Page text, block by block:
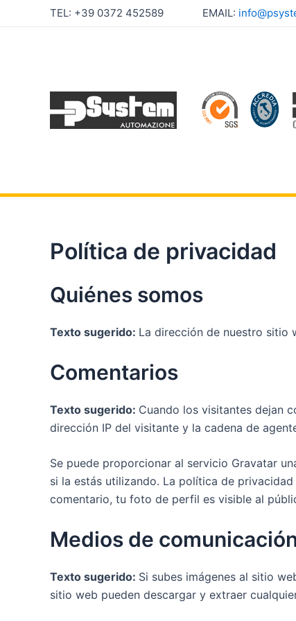
TEL: +39 0372 452589 EMAIL:
Política de privacidad
Quiénes somos
Texto sugerido: La dirección de nuestro sitio
Comentarios
Texto sugerido: Cuando los visitantes dejan
dirección IP del visitante y la cadena de
Se puede proporcionar al servicio Gravatar
si la estás utilizando. La política de
comentario, tu foto de perfil es visible al
Medios de
Texto sugerido: Si subes imágenes al sitio
sitio web pueden descargar y extraer